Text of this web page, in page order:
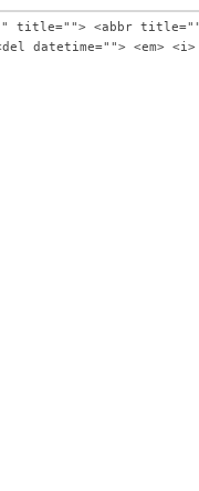
title=""> <abbr
datetime=""> <em>